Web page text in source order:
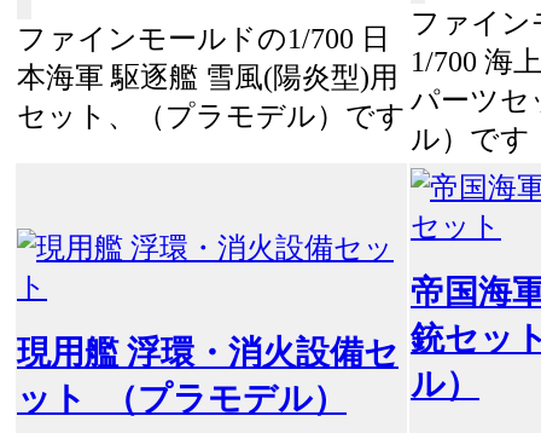
ファインモールドの1/700 日
本海軍 駆逐艦 雪風(陽炎型)用
セット、（プラモデル）です
ファイン
1/700 海
パーツセ
ル）です
現用艦 浮環・消火設備セ
ット （プラモデル）
帝国海
銃セッ
ル）